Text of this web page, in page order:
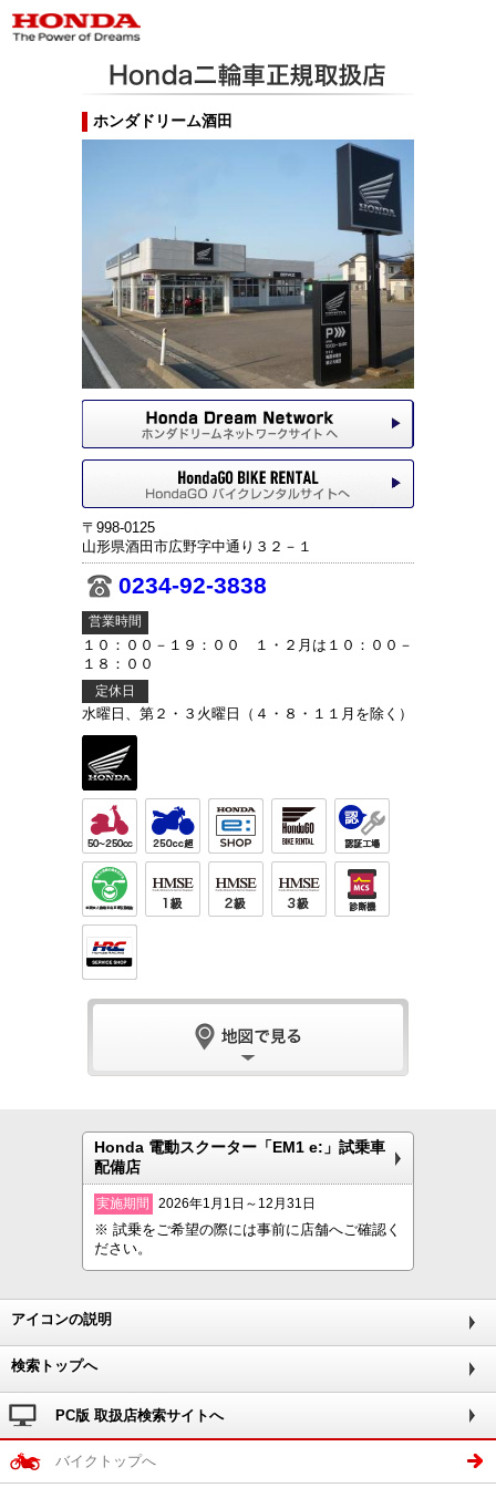
ホンダドリーム酒田
〒998-0125
山形県酒田市広野字中通り３２－１
0234-92-3838
営業時間
１０：００－１９：００ １・２月は１０：００－
１８：００
定休日
水曜日、第２・３火曜日（４・８・１１月を除く）
Honda 電動スクーター「EM1 e:」試乗車
配備店
実施期間 2026年1月1日～12月31日
※ 試乗をご希望の際には事前に店舗へご確認く
ださい。
アイコンの説明
検索トップへ
PC版 取扱店検索サイトへ
バイクトップへ